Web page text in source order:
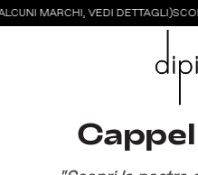
MARCHI, VEDI DETTAGLI)